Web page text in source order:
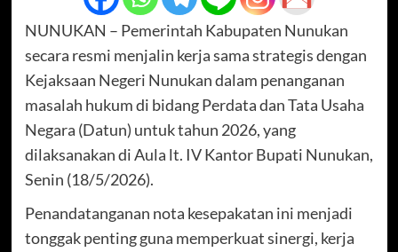
NUNUKAN – Pemerintah Kabupaten Nunukan
secara resmi menjalin kerja sama strategis dengan
Kejaksaan Negeri Nunukan dalam penanganan
masalah hukum di bidang Perdata dan Tata Usaha
Negara (Datun) untuk tahun 2026, yang
dilaksanakan di Aula lt. IV Kantor Bupati Nunukan,
Senin (18/5/2026).
Penandatanganan nota kesepakatan ini menjadi
tonggak penting guna memperkuat sinergi, kerja